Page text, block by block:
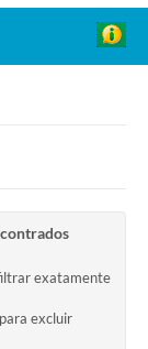
exatamente
excluir